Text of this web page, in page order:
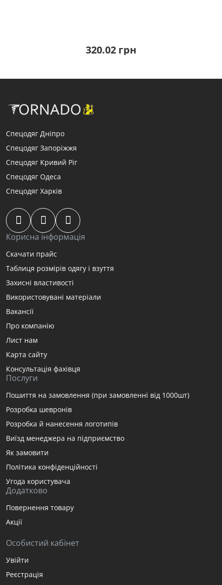
320.02 грн
Спецодяг Дніпро
Спецодяг Запоріжжя
Спецодяг Кривий Ріг
Спецодяг Одеса
Спецодяг Харків
Корисна інформація
Скачати прайс
Таблиця розмірів одягу і взуття
Захисні властивості
Використовувані матеріали
Вакансії
Про компанію
Лист нам
Карта сайту
Консультація фахівця
Послуги
Пошиття на замовлення (при замовленні від 1000шт)
Розробка шевронів
Розробка й нанесення логотипів
Виїзд менеджера на підприємство
Як замовити
Політика конфіденційності
Угода користувача
Додатково
Повернення товару
Акції
Особистий кабінет
Увійти
Реєстрація